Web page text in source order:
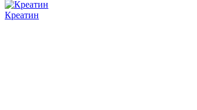
Креатин